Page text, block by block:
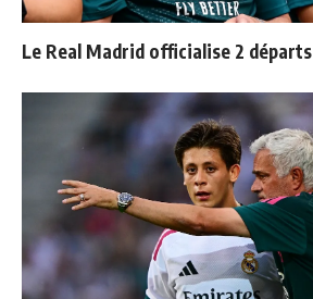
Le Real Madrid officialise 2 départs